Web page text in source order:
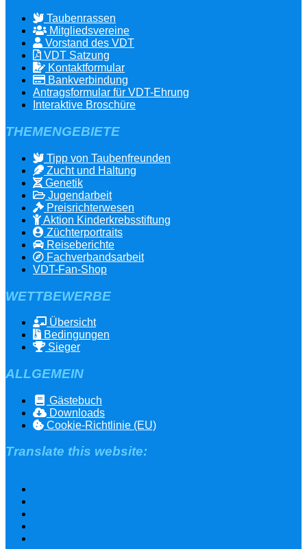
Taubenrassen
Mitgliedsvereine
Vorstand des VDT
VDT Satzung
Kontaktformular
Bankverbindung
Antragsformular für VDT-Ehrung
Interaktive Broschüre
THEMENGEBIETE
Tipp von Taubenfreunden
Zucht und Haltung
Genetik
Jugendarbeit
Preisrichterwesen
Aktion Kinderkrebsstiftung
Züchterportraits
Reiseberichte
Fachverbandsarbeit
VDT-Fan-Shop
WETTBEWERBE
Übersicht
Bedingungen
Sieger
ALLGEMEIN
Gästebuch
Downloads
Cookie-Richtlinie (EU)
Translate this website: